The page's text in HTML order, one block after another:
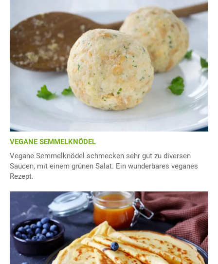
VEGANE SEMMELKNÖDEL
Vegane Semmelknödel schmecken sehr gut zu diversen
Saucen, mit einem grünen Salat. Ein wunderbares veganes
Rezept.